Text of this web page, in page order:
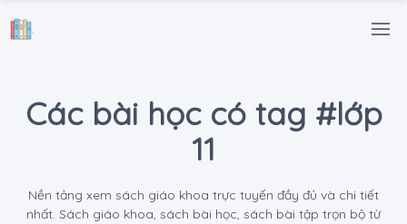
.
Các bài học có tag #lớp
11
Nền tảng xem sách giáo khoa trực tuyến đầy đủ và chi tiết
nhất. Sách giáo khoa, sách bài học, sách bài tập trọn bộ từ